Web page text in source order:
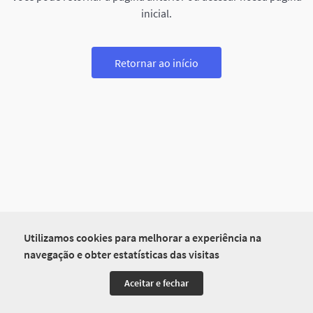
Utilizamos cookies para melhorar a experiência na
navegação e obter estatísticas das visitas
Aceitar e fechar
inicial.
Retornar ao início